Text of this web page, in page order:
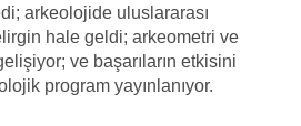
arkeolojide uluslararası
hale geldi; arkeometri ve
ve başarıların etkisini
program yayınlanıyor.